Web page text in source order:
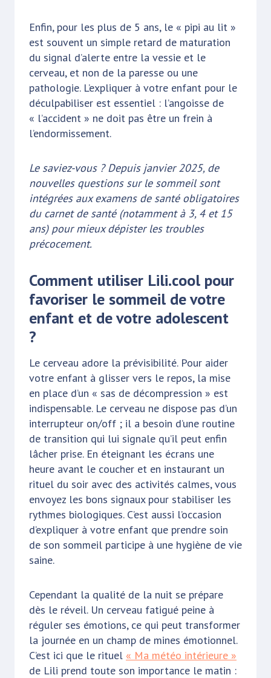
Enfin, pour les plus de 5 ans, le « pipi au lit »
est souvent un simple retard de maturation
du signal d’alerte entre la vessie et le
cerveau, et non de la paresse ou une
pathologie. L’expliquer à votre enfant pour le
déculpabiliser est essentiel : l’angoisse de
« l’accident » ne doit pas être un frein à
l’endormissement.
Le saviez-vous ? Depuis janvier 2025, de
nouvelles questions sur le sommeil sont
intégrées aux examens de santé obligatoires
du carnet de santé (notamment à 3, 4 et 15
ans) pour mieux dépister les troubles
précocement.
Comment utiliser Lili.cool pour
favoriser le sommeil de votre
enfant et de votre adolescent
?
Le cerveau adore la prévisibilité. Pour aider
votre enfant à glisser vers le repos, la mise
en place d’un « sas de décompression » est
indispensable. Le cerveau ne dispose pas d’un
interrupteur on/off ; il a besoin d’une routine
de transition qui lui signale qu’il peut enfin
lâcher prise. En éteignant les écrans une
heure avant le coucher et en instaurant un
rituel du soir avec des activités calmes, vous
envoyez les bons signaux pour stabiliser les
rythmes biologiques. C’est aussi l’occasion
d’expliquer à votre enfant que prendre soin
de son sommeil participe à une hygiène de vie
saine.
Cependant la qualité de la nuit se prépare
dès le réveil. Un cerveau fatigué peine à
réguler ses émotions, ce qui peut transformer
la journée en un champ de mines émotionnel.
C’est ici que le rituel « Ma météo intérieure »
de Lili prend toute son importance le matin :